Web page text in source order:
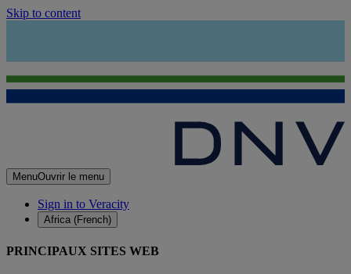
Skip to content
MenuOuvrir le menu
Sign in to Veracity
Africa (French)
PRINCIPAUX SITES WEB